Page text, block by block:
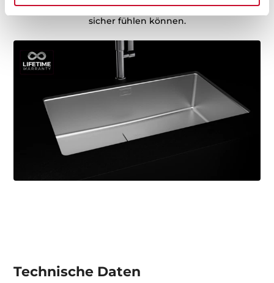
Spülenmodelle bieten, damit Sie sich vollkommen
sicher fühlen können.
Technische Daten